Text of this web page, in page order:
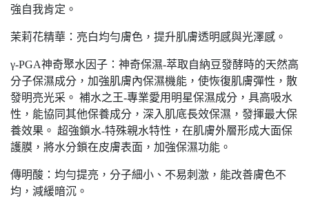
強自我肯定。
茉莉花精華：亮白均勻膚色，提升肌膚透明感與光澤感。
γ-PGA神奇聚水因子：神奇保濕-萃取自納豆發酵時的天然高
分子保濕成分，加強肌膚內保濕機能，使恢復肌膚彈性，散
發明亮光采。 補水之王-專業愛用明星保濕成分，具高吸水
性，能協同其他保養成分，深入肌底長效保濕，發揮最大保
養效果。 超強鎖水-特殊親水特性，在肌膚外層形成大面保
護膜，將水分鎖在皮膚表面，加強保濕功能。
傳明酸：均勻提亮，分子細小、不易刺激，能改善膚色不
均，減緩暗沉。